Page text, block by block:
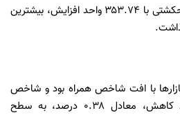
امروز چهارشنبه 16 آبان ماه، حکشتی با ۳۵۳.۷۴ واحد افزایش، بیشترین
با افت شاخص همراه بود و شاخص
کل فرابورس با ۷۹.۶۷ واحد کاهش، معادل ۰.۳۸ درصد، به سطح